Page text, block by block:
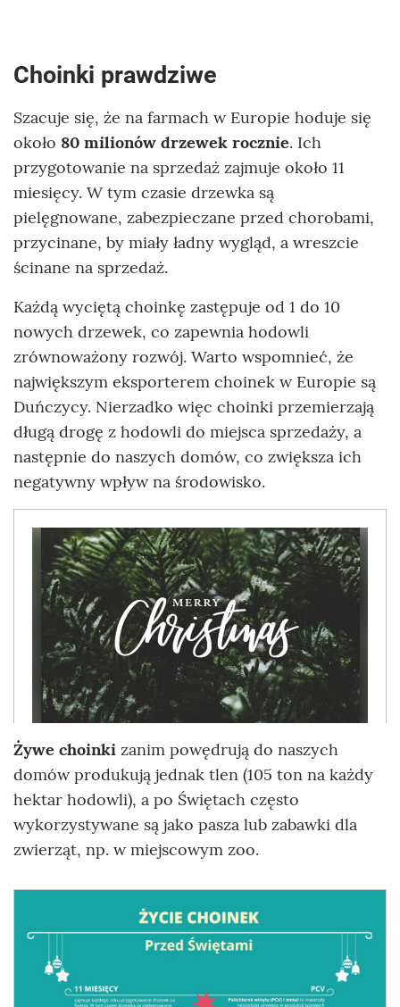
Choinki prawdziwe
Szacuje się, że na farmach w Europie hoduje się
około 80 milionów drzewek rocznie. Ich
przygotowanie na sprzedaż zajmuje około 11
miesięcy. W tym czasie drzewka są
pielęgnowane, zabezpieczane przed chorobami,
przycinane, by miały ładny wygląd, a wreszcie
ścinane na sprzedaż.
Każdą wyciętą choinkę zastępuje od 1 do 10
nowych drzewek, co zapewnia hodowli
zrównoważony rozwój. Warto wspomnieć, że
największym eksporterem choinek w Europie są
Duńczycy. Nierzadko więc choinki przemierzają
długą drogę z hodowli do miejsca sprzedaży, a
następnie do naszych domów, co zwiększa ich
negatywny wpływ na środowisko.
Żywe choinki zanim powędrują do naszych
domów produkują jednak tlen (105 ton na każdy
hektar hodowli), a po Świętach często
wykorzystywane są jako pasza lub zabawki dla
zwierząt, np. w miejscowym zoo.